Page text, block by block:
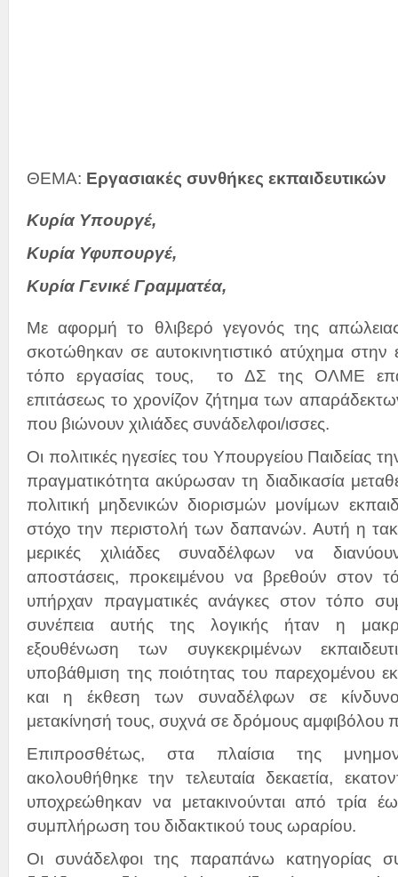
ΘΕΜΑ: Εργασιακές συνθήκες εκπαιδευτικών
Κυρία Υπουργέ,
Κυρία Υφυπουργέ,
Κυρία Γενικέ Γραμματέα,
Με αφορμή το θλιβερό γεγονός της
σκοτώθηκαν σε αυτοκινητιστικό ατύχημα
τόπο εργασίας τους, το ΔΣ της ΟΛΜΕ
επιτάσεως το χρονίζον ζήτημα των
που βιώνουν χιλιάδες συνάδελφοι/ισσες.
Οι πολιτικές ηγεσίες του Υπουργείου Παιδείας
πραγματικότητα ακύρωσαν τη διαδικασία
πολιτική μηδενικών διορισμών μονίμων
στόχο την περιστολή των δαπανών. Αυτή η
μερικές χιλιάδες συναδέλφων να
αποστάσεις, προκειμένου να βρεθούν στον
υπήρχαν πραγματικές ανάγκες στον τόπο
συνέπεια αυτής της λογικής ήταν η
εξουθένωση των συγκεκριμένων
υποβάθμιση της ποιότητας του παρεχομένου
και η έκθεση των συναδέλφων σε
μετακίνησή τους, συχνά σε δρόμους αμφιβόλου
Επιπροσθέτως, στα πλαίσια της
ακολουθήθηκε την τελευταία δεκαετία,
υποχρεώθηκαν να μετακινούνται από τρία
συμπλήρωση του διδακτικού τους ωραρίου.
Οι συνάδελφοι της παραπάνω κατηγορίας